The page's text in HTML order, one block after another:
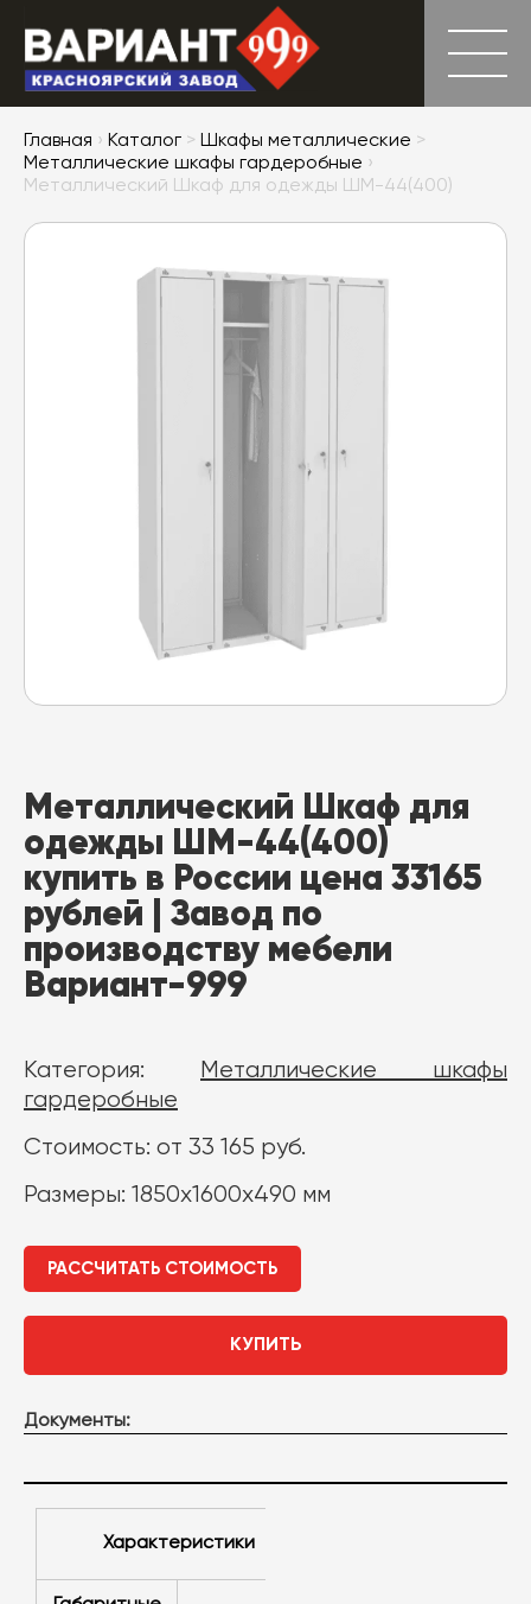
Главная › Каталог > Шкафы металлические >
Металлические шкафы гардеробные ›
Металлический Шкаф для одежды ШМ-44(400)
Металлический Шкаф для
одежды ШМ-44(400)
купить в России цена 33165
рублей | Завод по
производству мебели
Вариант-999
Категория:
Металлические шкафы
гардеробные
Стоимость: от 33 165 руб.
Размеры: 1850х1600х490 мм
РАССЧИТАТЬ СТОИМОСТЬ
КУПИТЬ
Документы:
Характеристики